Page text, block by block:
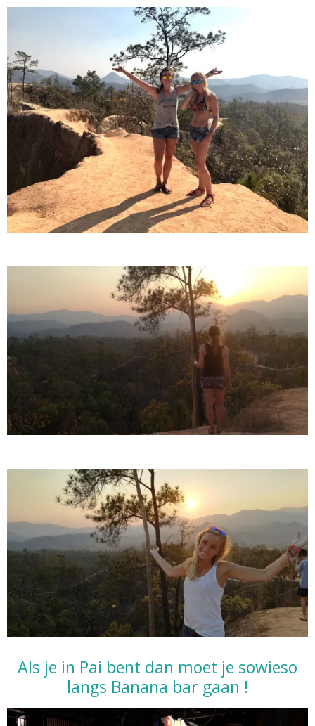
Als je in Pai bent dan moet je sowieso
langs Banana bar gaan !